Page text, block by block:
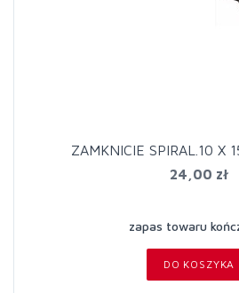
ZAMKNICIE SPIRAL.10 X
24,00 zł
zapas towaru
DO KOSZYKA